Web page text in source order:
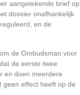
aangetekende brief op
dossier onafhankelijk
en de
de Ombudsman voor
de eerste twee
en doen meerdere
geen effect heeft op de